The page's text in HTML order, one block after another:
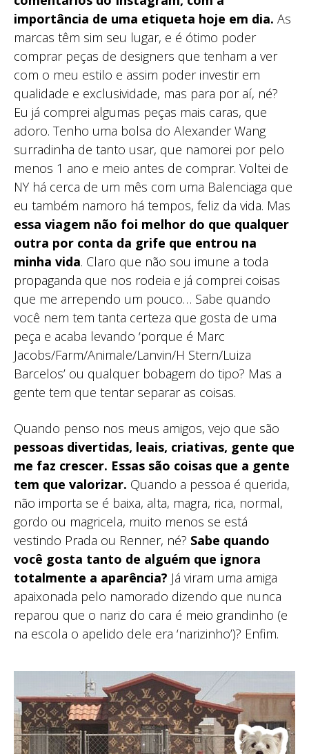
importância de uma etiqueta hoje em dia. As
marcas têm sim seu lugar, e é ótimo poder
comprar peças de designers que tenham a ver
com o meu estilo e assim poder investir em
qualidade e exclusividade, mas para por aí, né?
Eu já comprei algumas peças mais caras, que
adoro. Tenho uma bolsa do Alexander Wang
surradinha de tanto usar, que namorei por pelo
menos 1 ano e meio antes de comprar. Voltei de
NY há cerca de um mês com uma Balenciaga que
eu também namoro há tempos, feliz da vida. Mas
essa viagem não foi melhor do que qualquer
outra por conta da grife que entrou na
minha vida. Claro que não sou imune a toda
propaganda que nos rodeia e já comprei coisas
que me arrependo um pouco… Sabe quando
você nem tem tanta certeza que gosta de uma
peça e acaba levando ‘porque é Marc
Jacobs/Farm/Animale/Lanvin/H Stern/Luiza
Barcelos’ ou qualquer bobagem do tipo? Mas a
gente tem que tentar separar as coisas.
Quando penso nos meus amigos, vejo que são
pessoas divertidas, leais, criativas, gente que
me faz crescer. Essas são coisas que a gente
tem que valorizar. Quando a pessoa é querida,
não importa se é baixa, alta, magra, rica, normal,
gordo ou magricela, muito menos se está
vestindo Prada ou Renner, né? Sabe quando
você gosta tanto de alguém que ignora
totalmente a aparência? Já viram uma amiga
apaixonada pelo namorado dizendo que nunca
reparou que o nariz do cara é meio grandinho (e
na escola o apelido dele era ‘narizinho’)? Enfim.